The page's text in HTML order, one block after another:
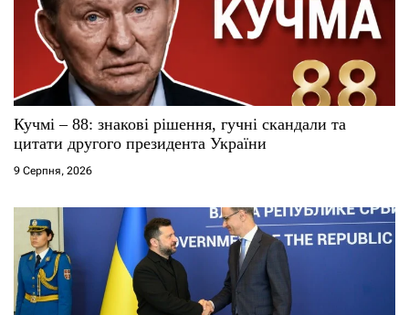
с
і
в
Кучмі – 88: знакові рішення, гучні скандали та
цитати другого президента України
9 Серпня, 2026